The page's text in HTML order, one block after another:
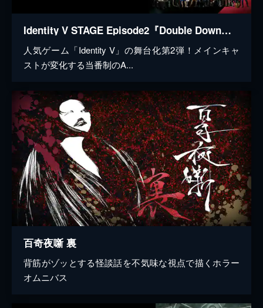
Identity V STAGE Episode2『Double Down』A公演
人気ゲーム「Identity V」の舞台化第2弾！メインキャ
ストが変化する当番制のA...
百奇夜噺 裏
背筋がゾッとする怪談話を不気味な視点で描くホラー
オムニバス